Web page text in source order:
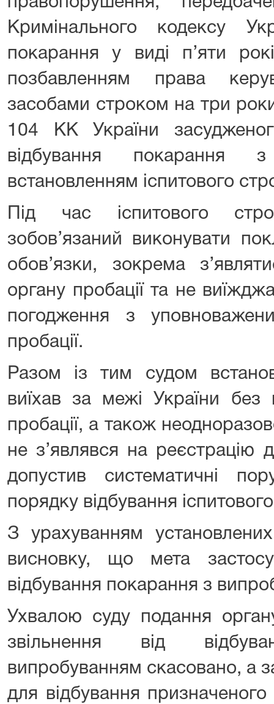
Кримінального кодексу
покарання у виді п’яти
позбавленням права
засобами строком на три
104 КК України
відбування покарання
встановленням іспитового
Під час іспитового
зобов’язаний виконувати
обов’язки, зокрема
органу пробації та не
погодження з
пробації.
Разом із тим судом
виїхав за межі України
пробації, а також
не з’являвся на реєстрацію
допустив систематичні
порядку відбування
З урахуванням
висновку, що мета
відбування покарання з
Ухвалою суду подання
звільнення від
випробуванням скасовано, а
для відбування